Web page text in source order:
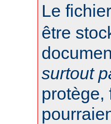
Le fichier
être
surtout
protège,